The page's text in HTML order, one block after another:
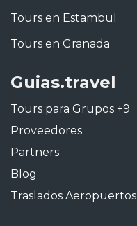
Tours en Estambul
Tours en Granada
Guias.travel
Tours para Grupos +9
Proveedores
Partners
Blog
Traslados Aeropuertos